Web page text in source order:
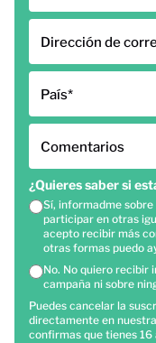
Dirección de
País*
Comentarios
¿Quieres saber si
Sí, informadme
participar en otras
acepto recibir más
otras formas puedo
No. No quiero recibir
campaña ni sobre
Puedes cancelar la
directamente en
confirmas que tienes 16